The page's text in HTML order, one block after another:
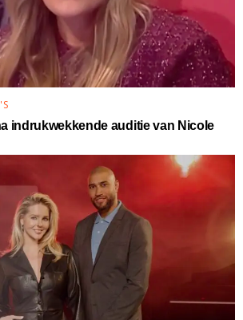
indrukwekkende auditie van Nicole